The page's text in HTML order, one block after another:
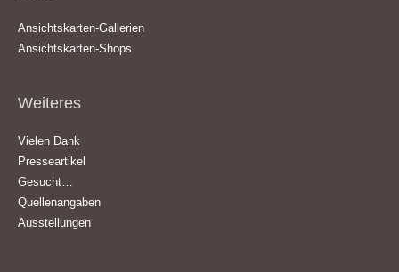
Ansichtskarten-Gallerien
Ansichtskarten-Shops
Weiteres
Vielen Dank
Presseartikel
Gesucht…
Quellenangaben
Ausstellungen